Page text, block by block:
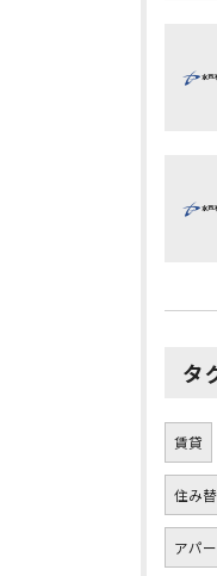
タ
賃貸
住み
アパ